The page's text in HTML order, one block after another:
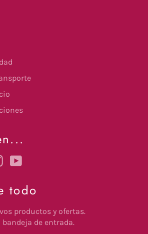
Instagram
todo
productos y ofertas.
de entrada.